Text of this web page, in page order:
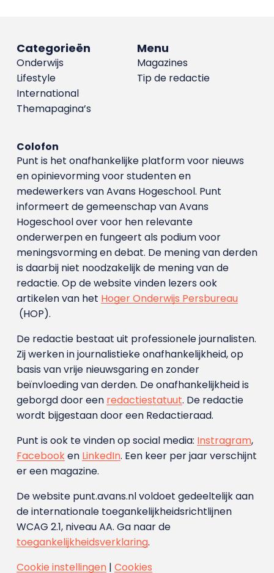
Menu
Magazines
Tip de redactie
Categorieën
Onderwijs
Lifestyle
International
Themapagina’s
Colofon
Punt is het onafhankelijke platform voor nieuws
en opinievorming voor studenten en
medewerkers van Avans Hoge­school. Punt
informeert de gemeenschap van Avans
Hogeschool over voor hen relevante
onderwerpen en fungeert als podium voor
meningsvorming en debat. De mening van derden
is daarbij niet noodzakelijk de mening van de
redactie. Op de website vinden lezers ook
artikelen van het Hoger Onderwijs Persbureau
(HOP).
De redactie bestaat uit professionele journalisten.
Zij werken in journalistieke onafhankelijkheid, op
basis van vrije nieuwsgaring en zonder
beïnvloeding van derden. De onafhankelijkheid is
geborgd door een redactiestatuut. De redactie
wordt bijgestaan door een Redactieraad.
Punt is ook te vinden op social media: Instragram,
Facebooken LinkedIn. Een keer per jaar verschijnt
er een magazine.
De website punt.avans.nl voldoet gedeeltelijk aan
de internationale toegankelijkheidsrichtlijnen
WCAG 2.1, niveau AA. Ga naar de
toegankelijkheidsverklaring.
Cookie instellingen| Cookies